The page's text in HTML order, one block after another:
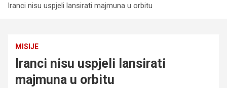
Iranci nisu uspjeli lansirati majmuna u orbitu
MISIJE
Iranci nisu uspjeli lansirati
majmuna u orbitu